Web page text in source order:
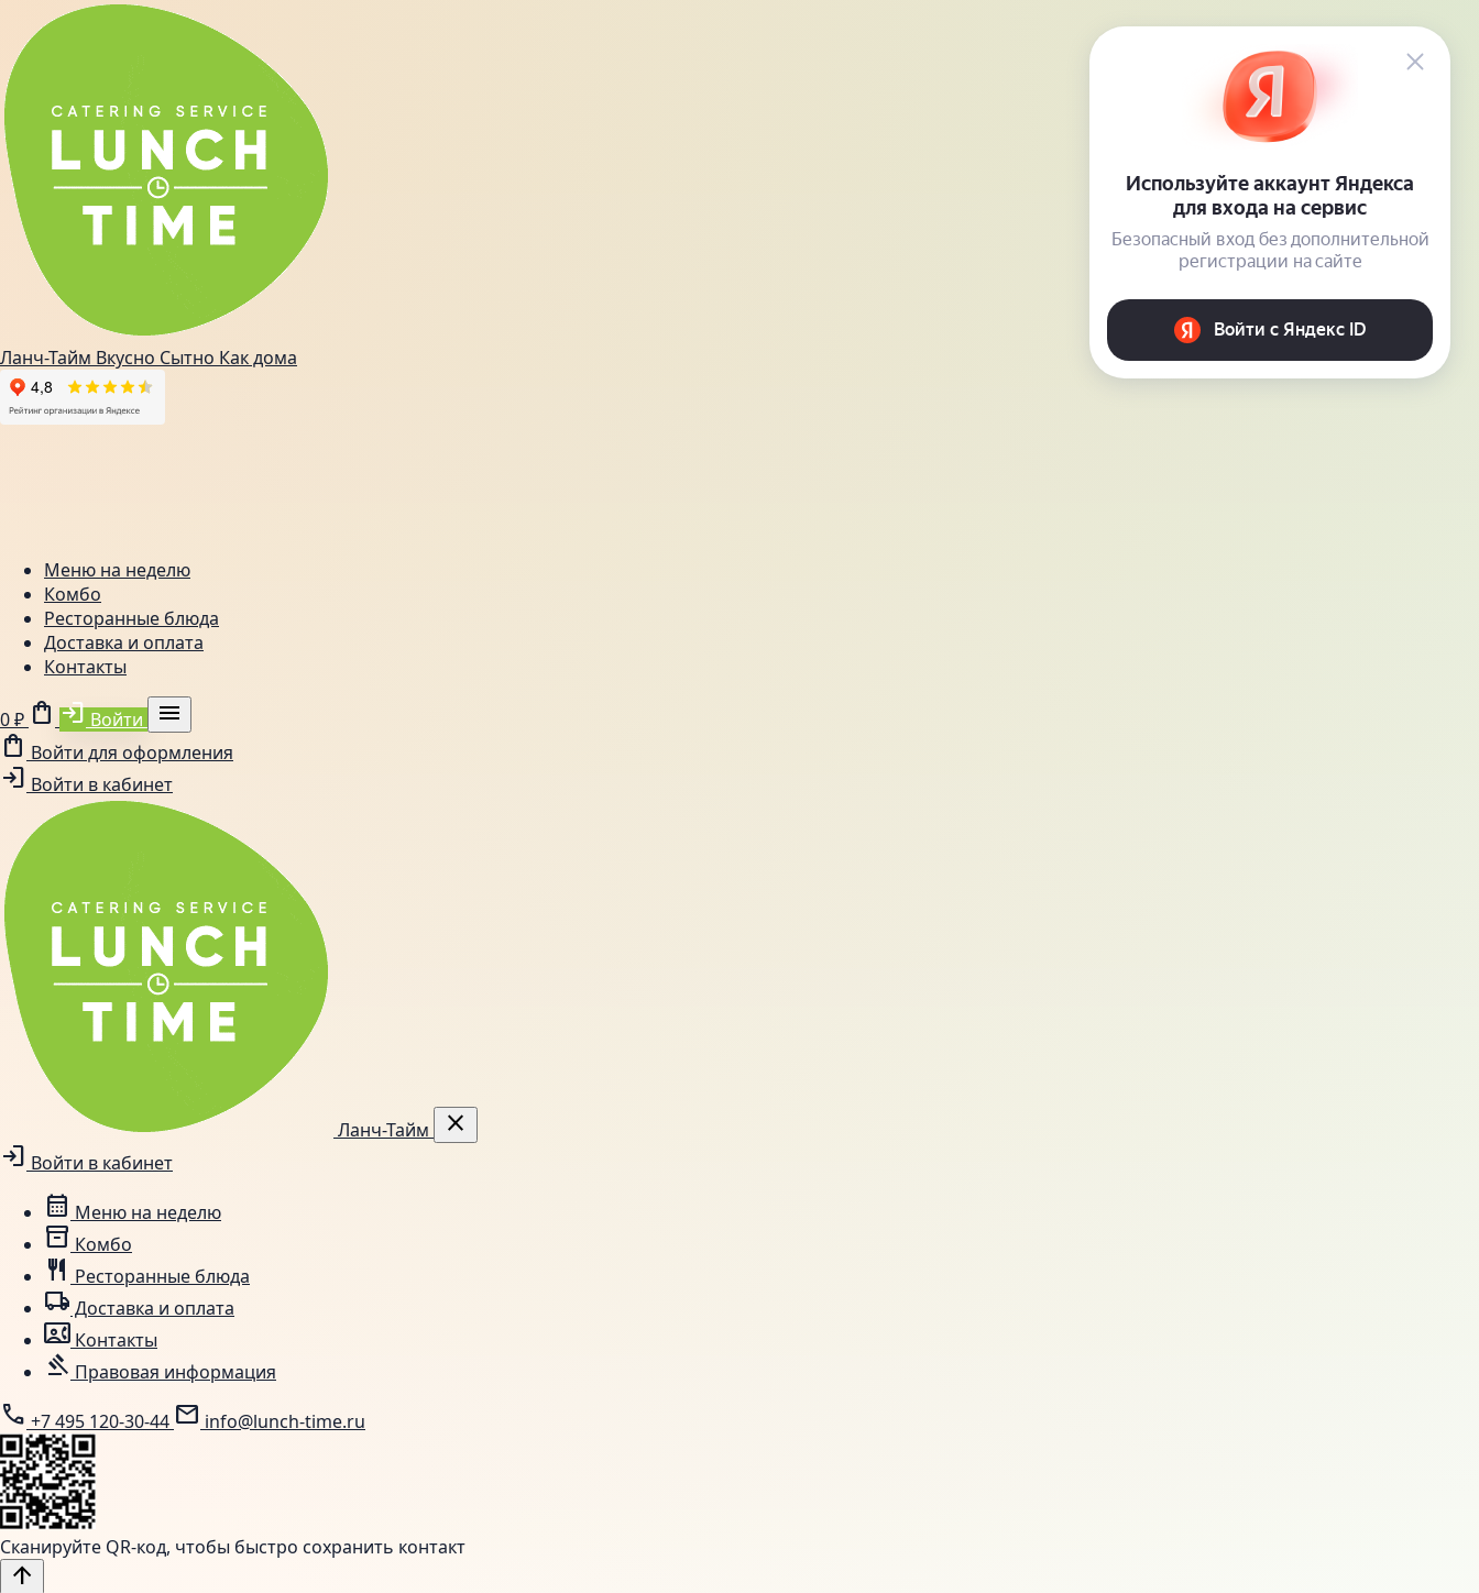
Ланч-Тайм Вкусно Сытно Как дома
Меню на неделю
Комбо
Ресторанные блюда
Доставка и оплата
Контакты
0 ₽ shopping_bag login Войти
menu
shopping_bag Войти для оформления
login Войти в кабинет
Ланч-Тайм
close
login Войти в кабинет
calendar_month Меню на неделю
inventory_2 Комбо
restaurant Ресторанные блюда
local_shipping Доставка и оплата
contact_phone Контакты
gavel Правовая информация
call +7 495 120-30-44 mail info@lunch-time.ru
Сканируйте QR-код, чтобы быстро сохранить контакт
arrow_upward